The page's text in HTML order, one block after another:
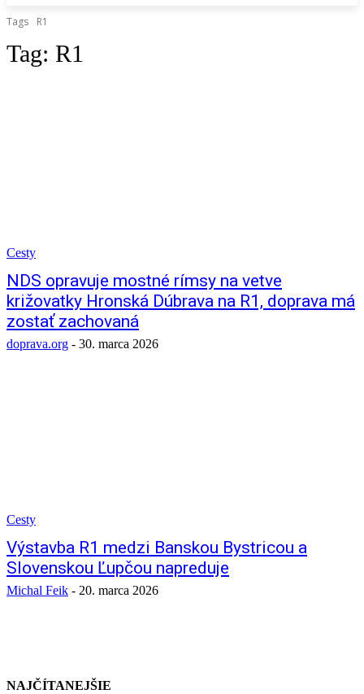
Tags R1
Tag: R1
Cesty
NDS opravuje mostné rímsy na vetve
križovatky Hronská Dúbrava na R1, doprava má
zostať zachovaná
doprava.org - 30. marca 2026
Cesty
Výstavba R1 medzi Banskou Bystricou a
Slovenskou Ľupčou napreduje
Michal Feik - 20. marca 2026
NAJČÍTANEJŠIE